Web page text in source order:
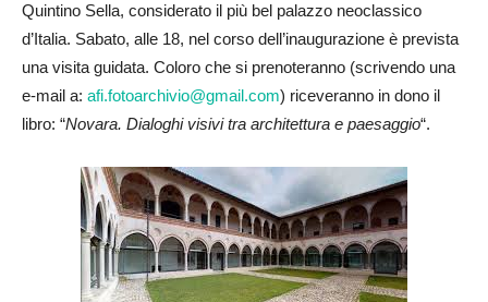
Quintino Sella, considerato il più bel palazzo neoclassico
d’Italia. Sabato, alle 18, nel corso dell’inaugurazione è prevista
una visita guidata. Coloro che si prenoteranno (scrivendo una
e-mail a: afi.fotoarchivio@gmail.com) riceveranno in dono il
libro: “Novara. Dialoghi visivi tra architettura e paesaggio“.